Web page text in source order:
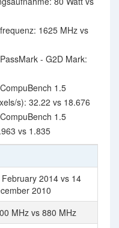
1625 MHz vs
- G2D Mark:
1.5
s): 32.22 vs 18.676
1.5
vs 1.835
February 2014 vs 14
2010
MHz vs 880 MHz